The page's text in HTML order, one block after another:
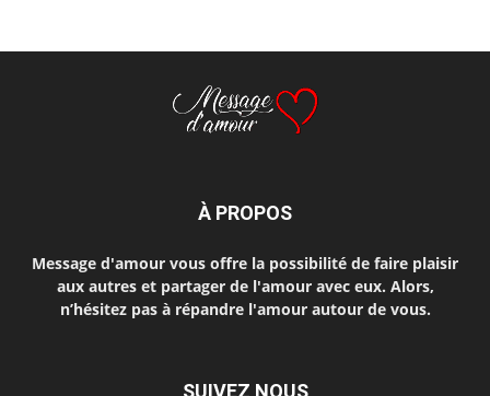
À PROPOS
Message d'amour vous offre la possibilité de faire plaisir
aux autres et partager de l'amour avec eux. Alors,
n’hésitez pas à répandre l'amour autour de vous.
SUIVEZ NOUS